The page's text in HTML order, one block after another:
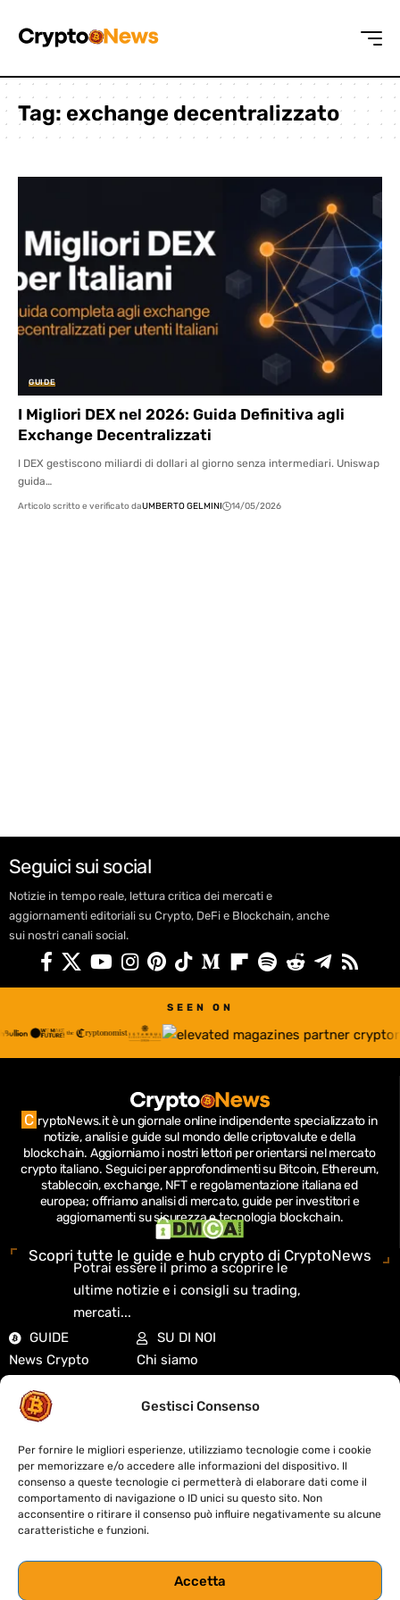
Gestisci Consenso
Per fornire le migliori esperienze, utilizziamo tecnologie come i cookie
per memorizzare e/o accedere alle informazioni del dispositivo. Il
consenso a queste tecnologie ci permetterà di elaborare dati come il
comportamento di navigazione o ID unici su questo sito. Non
acconsentire o ritirare il consenso può influire negativamente su alcune
caratteristiche e funzioni.
Accetta
Tag: exchange decentralizzato
GUIDE
I Migliori DEX nel 2026: Guida Definitiva agli
Exchange Decentralizzati
I DEX gestiscono miliardi di dollari al giorno senza intermediari. Uniswap
guida…
Articolo scritto e verificato daUMBERTO GELMINI 14/05/2026
Seguici sui social
Notizie in tempo reale, lettura critica dei mercati e
aggiornamenti editoriali su Crypto, DeFi e Blockchain, anche
sui nostri canali social.
SEEN ON
C ryptoNews.it è un giornale online indipendente specializzato in
notizie, analisi e guide sul mondo delle criptovalute e della
blockchain. Aggiorniamo i nostri lettori per orientarsi nel mercato
crypto italiano. Seguici per approfondimenti su Bitcoin, Ethereum,
stablecoin, exchange, NFT e regolamentazione italiana ed
europea; offriamo analisi di mercato, guide per investitori e
aggiornamenti su sicurezza e tecnologia blockchain.
Scopri tutte le guide e hub crypto di CryptoNews
Potrai essere il primo a scoprire le
ultime notizie e i consigli su trading,
mercati...
GUIDE
News Crypto
Guide Crypto
Exchange
Mercati e quotazioni
DeFi e Web3
Didattica
Biografie Crypto
SU DI NOI
Chi siamo
Cookie Policy
Disclaimer
Contatti
Fact-Checking
Sitemap
Codice etico